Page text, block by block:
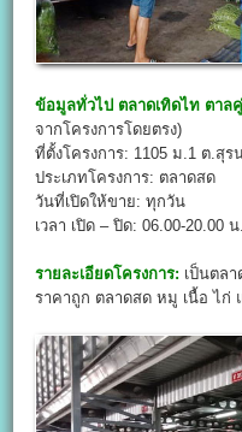
ข้อมูลทั่วไป ตลาดเทิดไท ตาล
จากโครงการโดยตรง)
ที่ตั้งโครงการ: 1105 ม.1 ต.สุ
ประเภทโครงการ: ตลาดสด
วันที่เปิดให้ขาย: ทุกวัน
เวลา เปิด – ปิด: 06.00-20.00 น.
รายละเอียดโครงการ: เป็นตล
ราคาถูก ตลาดสด หมู เนื้อ ไก่